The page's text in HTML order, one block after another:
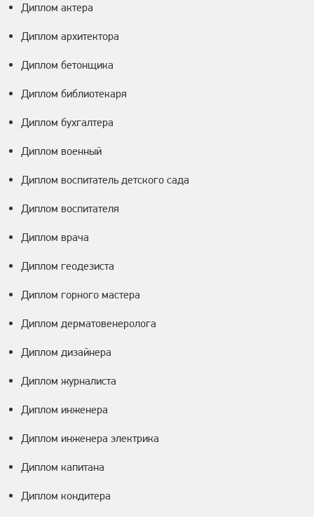
Диплом актера
Диплом архитектора
Диплом бетонщика
Диплом библиотекаря
Диплом бухгалтера
Диплом военный
Диплом воспитатель детского сада
Диплом воспитателя
Диплом врача
Диплом геодезиста
Диплом горного мастера
Диплом дерматовенеролога
Диплом дизайнера
Диплом журналиста
Диплом инженера
Диплом инженера электрика
Диплом капитана
Диплом кондитера